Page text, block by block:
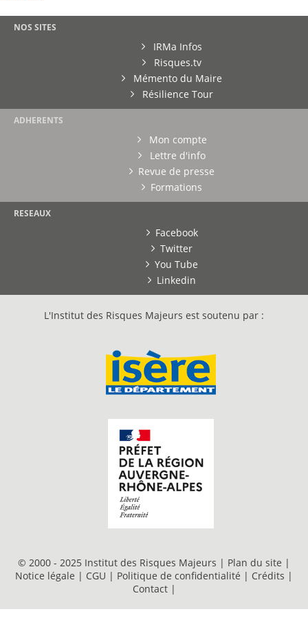
NOS SITES
IRMa Infos
Risques.tv
Mémento du Maire
Résilience Tour
ADHERENTS
Mon compte
Lettre d'info
Revue de presse
Formations
RESEAUX
Facebook
Twitter
You Tube
Linkedin
L'Institut des Risques Majeurs est soutenu par :
© 2000 - 2025 Institut des Risques Majeurs | Plan du site |
Notice légale | CGU | Politique de confidentialité | Crédits |
Contact |